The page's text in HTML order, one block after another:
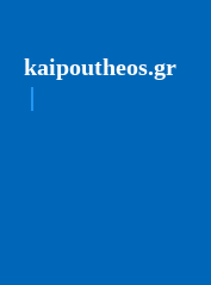
kaipoutheos.gr